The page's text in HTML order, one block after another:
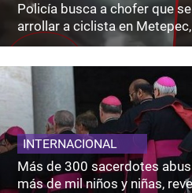
Policía busca a chofer que
arrollar a ciclista en
INTERNACIONAL
Más de 300 sacerdotes
más de mil niños y niñas,